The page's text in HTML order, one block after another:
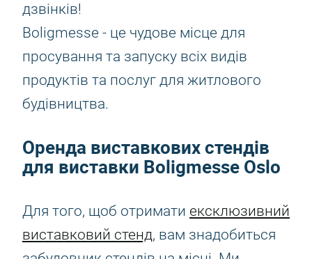
дзвінків!
Boligmesse - це чудове місце для
просування та запуску всіх видів
продуктів та послуг для житлового
будівництва.
Оренда виставкових стендів
для виставки Boligmesse Oslo
Для того, щоб отримати ексклюзивний
виставковий стенд, вам знадобиться